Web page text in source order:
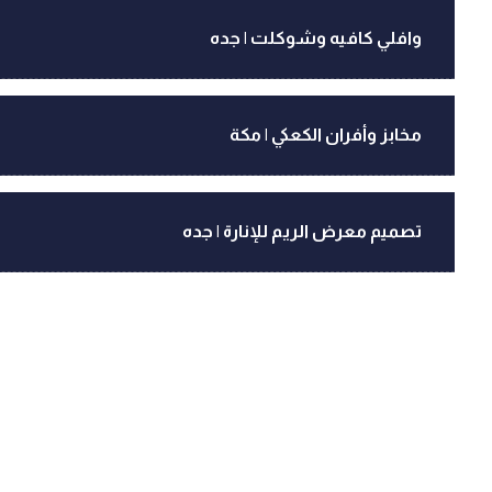
وافلي كافيه وشوكلت | جده
مخابز وأفران الكعكي | مكة
تصميم معرض الريم للإنارة | جده